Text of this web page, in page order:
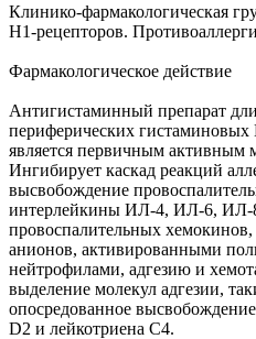
Клинико-фармакологическая
Н1-рецепторов.
Фармакологическое действие
Антигистаминный препарат
периферических гистаминовых
является первичным активным
Ингибирует каскад реакций
высвобождение
интерлейкины ИЛ-4, ИЛ-6, ИЛ-
провоспалительных
анионов, активированными
нейтрофилами, адгезию и
выделение молекул адгезии,
опосредованное
D2 и лейкотриена С4.